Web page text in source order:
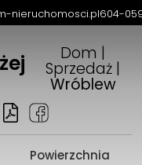
nieruchomosci.pl604-
Dom |
Sprzedaż |
Wróblew
Powierzchnia